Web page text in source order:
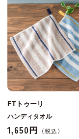
FTトゥーリ
ハンディタオル
1,650円